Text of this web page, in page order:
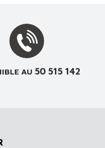
AU 50 515 142